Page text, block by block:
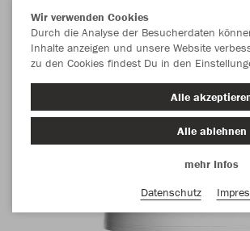
Wir verwenden Cookies
Durch die Analyse der Besucherdaten
Inhalte anzeigen und unsere Website
zu den Cookies findest Du in den
Alle
Alle ablehnen
mehr Infos
Datenschutz